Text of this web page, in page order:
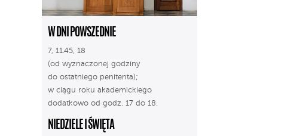
W DNI POWSZEDNIE
7, 11.45, 18
(od wyznaczonej godziny
do ostatniego penitenta);
w ciągu roku akademickiego
dodatkowo od godz. 17 do 18.
NIEDZIELE I ŚWIĘTA